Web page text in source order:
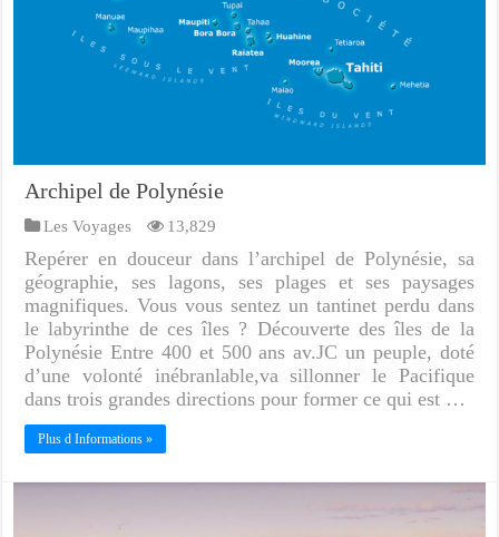
Archipel de Polynésie
Les Voyages 13,829
Repérer en douceur dans l’archipel de Polynésie, sa
géographie, ses lagons, ses plages et ses paysages
magnifiques. Vous vous sentez un tantinet perdu dans
le labyrinthe de ces îles ? Découverte des îles de la
Polynésie Entre 400 et 500 ans av.JC un peuple, doté
d’une volonté inébranlable,va sillonner le Pacifique
dans trois grandes directions pour former ce qui est …
Plus d Informations »